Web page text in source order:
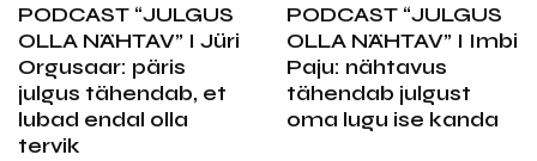
PODCAST “JULGUS
OLLA NÄHTAV” I Jüri
Orgusaar: päris
julgus tähendab, et
lubad endal olla
tervik
PODCAST “JULGUS
OLLA NÄHTAV” I Imbi
Paju: nähtavus
tähendab julgust
oma lugu ise kanda